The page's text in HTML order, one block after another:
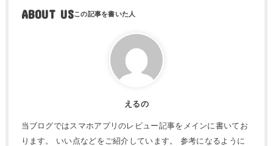
ABOUT US
えるの
当ブログではスマホアプリのレビュー記事をメインに書いてお
ります。 いい点などをご紹介しています。 参考になるように